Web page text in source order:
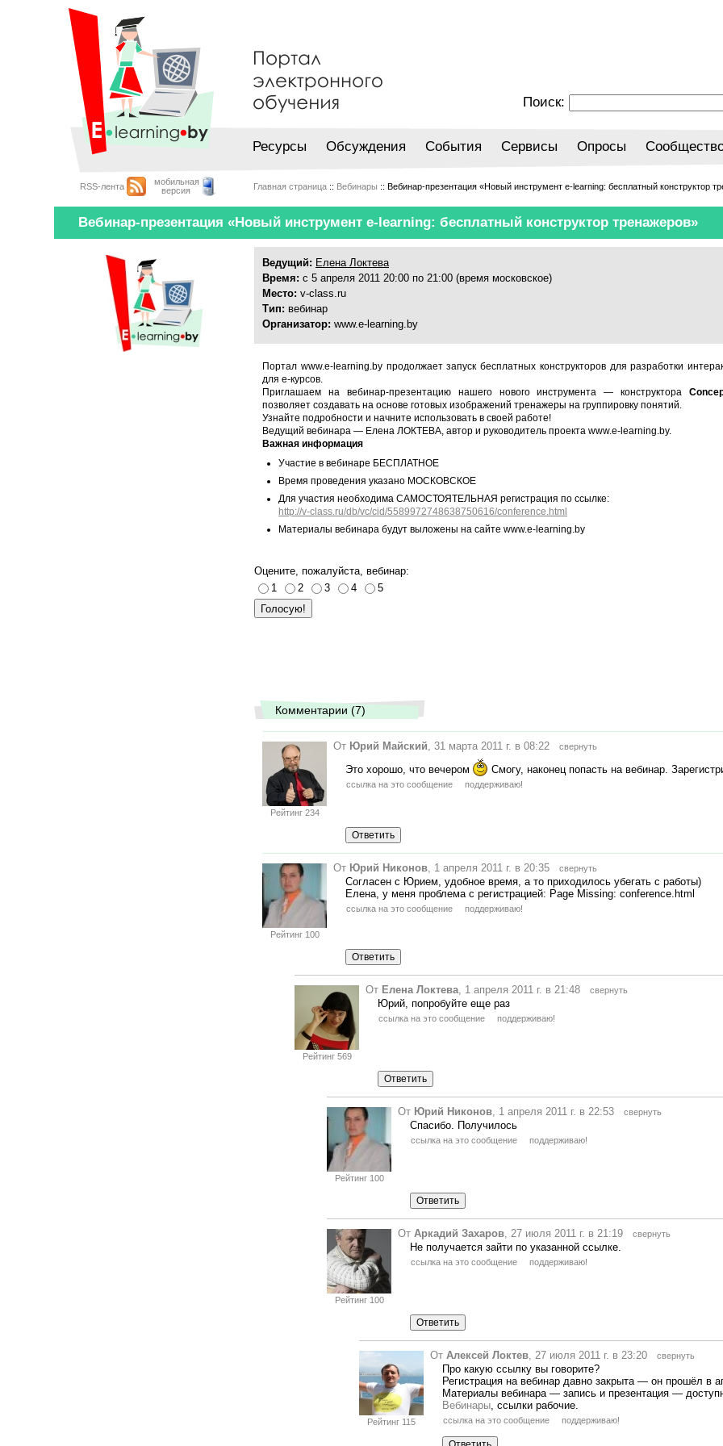
Поиск:
Ресурсы Обсуждения События Сервисы Опросы
RSS-лента
мобильная
версия
Главная страница :: Вебинары :: Вебинар-презентация «Новый инструмент e-learning: бесплатный конструктор
Вебинар-презентация «Новый инструмент e-learning: бесплатный конструктор тренажеров»
Ведущий: Елена Локтева
Время: с 5 апреля 2011 20:00 по 21:00 (время московское)
Место: v-class.ru
Тип: вебинар
Организатор: www.e-learning.by
Портал www.e-learning.by продолжает запуск бесплатных конструкторов для разработки
для е-курсов.
Приглашаем на вебинар-презентацию нашего нового инструмента — конструктора
позволяет создавать на основе готовых изображений тренажеры на группировку понятий.
Узнайте подробности и начните использовать в своей работе!
Ведущий вебинара — Елена ЛОКТЕВА, автор и руководитель проекта www.e-learning.by.
Важная информация
Участие в вебинаре БЕСПЛАТНОЕ
Время проведения указано МОСКОВСКОЕ
Для участия необходима САМОСТОЯТЕЛЬНАЯ регистрация по ссылке:
http://v-class.ru/db/vc/cid/5589972748638750616/conference.html
Материалы вебинара будут выложены на сайте www.e-learning.by
Оцените, пожалуйста, вебинар:
1
2 3 4 5
Комментарии (7)
Рейтинг 234
От Юрий Майский, 31 марта 2011 г. в 08:22 свернуть
Это хорошо, что вечером Смогу, наконец попасть на вебинар.
ссылка на это сообщение поддерживаю!
Рейтинг 100
От Юрий Никонов, 1 апреля 2011 г. в 20:35 свернуть
Согласен с Юрием, удобное время, а то приходилось убегать с работы)
Елена, у меня проблема с регистрацией: Page Missing: conference.html
ссылка на это сообщение поддерживаю!
Рейтинг 569
От Елена Локтева, 1 апреля 2011 г. в 21:48 свернуть
Юрий, попробуйте еще раз
ссылка на это сообщение поддерживаю!
Рейтинг 100
От Юрий Никонов, 1 апреля 2011 г. в 22:53 свернуть
Спасибо. Получилось
ссылка на это сообщение поддерживаю!
Рейтинг 100
От Аркадий Захаров, 27 июля 2011 г. в 21:19 свернуть
Не получается зайти по указанной ссылке.
ссылка на это сообщение поддерживаю!
Рейтинг 115
От Алексей Локтев, 27 июля 2011 г. в 23:20 свернуть
Про какую ссылку вы говорите?
Регистрация на вебинар давно закрыта— он прошёл в
Материалы вебинара— запись и презентация —
Вебинары, ссылки рабочие.
ссылка на это сообщение поддерживаю!